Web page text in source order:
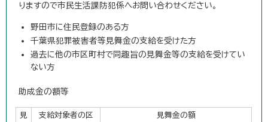
りますので市民生活課防犯係へお問い合わせください。
野田市に住民登録のある方
千葉県犯罪被害者等見舞金の支給を受けた方
過去に他の市区町村で同趣旨の見舞金等の支給を受けてい
ない方
助成金の額等
見
支給対象者の区
見舞金の額